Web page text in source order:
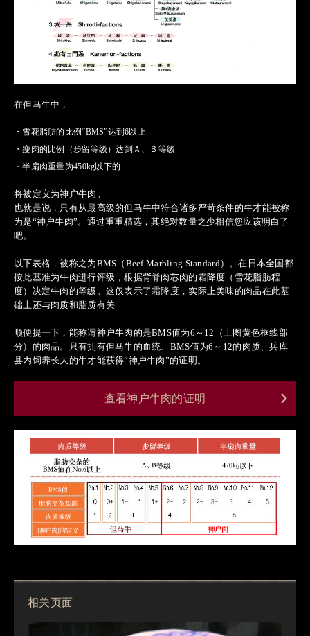
在但马牛中，
・ 雪花脂肪的比例“BMS”达到6以上
・瘦肉的比例（步留等级）达到Ａ、Ｂ等级
・半扇肉重量为450kg以下的
将被定义为神户牛肉。
也就是说，只有从最高级的但马牛中符合诸多严苛条件的牛才能被称
为是“神户牛肉”。通过重重精选，其绝对数量之少相信您应该明白了
吧。
以下表格，被称之为BMS（Beef Marbling Standard）。在日本全国都
按此基准为牛肉进行评级，根据背脊肉芯肉的霜降度（雪花脂肪程
度）决定牛肉的等级。这仅表示了霜降度，实际上美味的肉品在此基
础上还与肉质和脂质有关
顺便提一下，能称谓神户牛肉的是BMS值为6～12（上图黄色框线部
分）的肉品。只有拥有但马牛的血统、BMS值为6～12的肉质、兵库
县内饲养长大的牛才能获得“神户牛肉”的证明。
查看神户牛肉的证明
相关页面